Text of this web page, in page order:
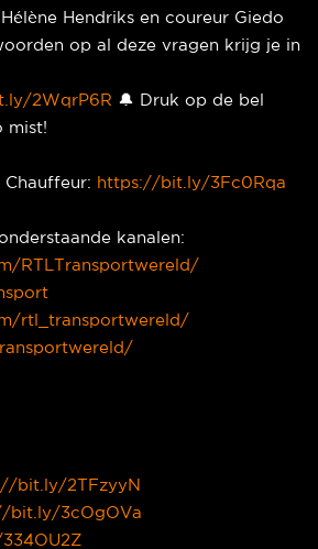
Hendriks en coureur Giedo
op al deze vragen krijg je in
2WqrP6R 🔔 Druk op de bel
mist!
https://bit.ly/3Fc0Rqa
kanalen:
RTLTransportwereld/
rtl_transportwereld/
bit.ly/2TFzyyN
bit.ly/3cOgOVa